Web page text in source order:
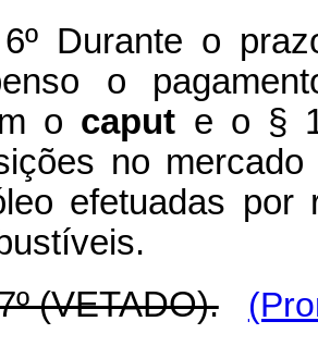
Durante o
o
o caput e o §
no
efetuadas
(VETADO).